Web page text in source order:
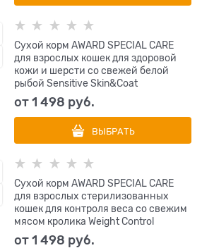
Сухой корм AWARD SPECIAL CARE
для взрослых кошек для здоровой
кожи и шерсти со свежей белой
рыбой Sensitive Skin&Coat
от1 498 руб.
ВЫБРАТЬ
Сухой корм AWARD SPECIAL CARE
для взрослых стерилизованных
кошек для контроля веса со свежим
мясом кролика Weight Control
от1 498 руб.